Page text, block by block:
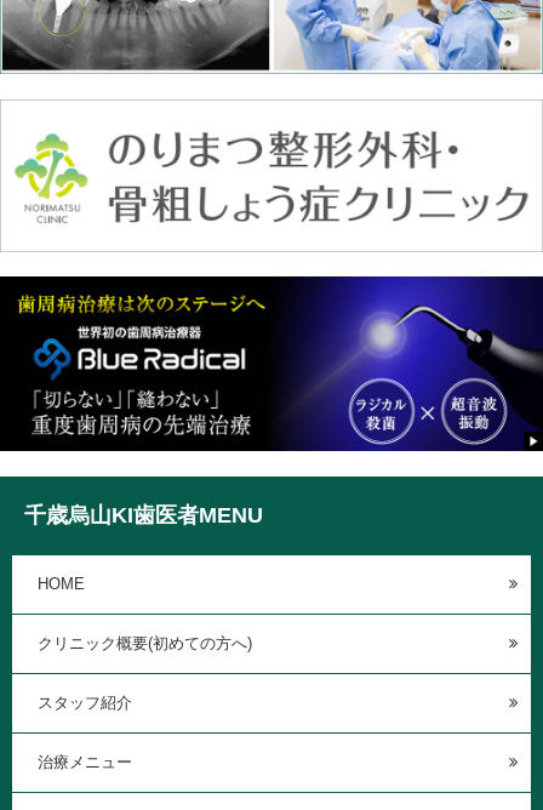
千歳烏山KI歯医者MENU
HOME
クリニック概要(初めての方へ)
スタッフ紹介
治療メニュー